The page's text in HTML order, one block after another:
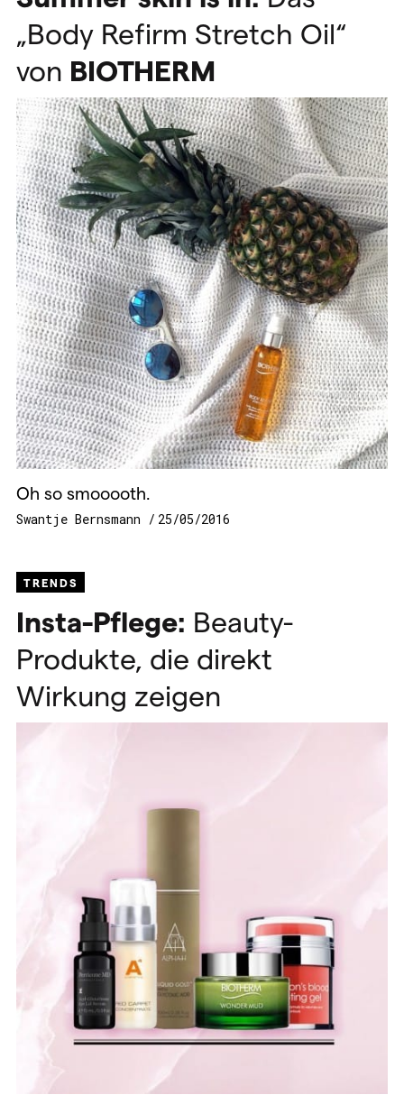
„Body Refirm Stretch Oil“
von BIOTHERM
Oh so smooooth.
Swantje Bernsmann 25/05/2016
TRENDS
Insta-Pflege: Beauty-
Produkte, die direkt
Wirkung zeigen